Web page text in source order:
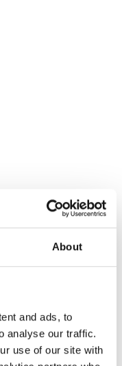
About
and ads, to
analyse our traffic.
use of our site with